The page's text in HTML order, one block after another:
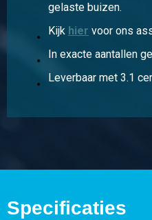
gelaste buizen.
Kijk hier voor ons
In exacte aantallen
Leverbaar met 3.1
Specificaties